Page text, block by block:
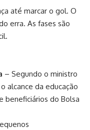
até marcar o gol. O
erra. As fases são
– Segundo o ministro
alcance da educação
beneficiários do Bolsa